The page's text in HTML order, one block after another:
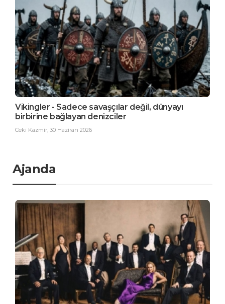
Vikingler - Sadece savaşçılar değil, dünyayı
birbirine bağlayan denizciler
Ceki Kazmir, 30 Haziran 2026
Ajanda